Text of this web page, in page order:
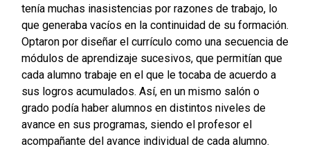
tenía muchas inasistencias por razones de trabajo, lo
que generaba vacíos en la continuidad de su formación.
Optaron por diseñar el currículo como una secuencia de
módulos de aprendizaje sucesivos, que permitían que
cada alumno trabaje en el que le tocaba de acuerdo a
sus logros acumulados. Así, en un mismo salón o
grado podía haber alumnos en distintos niveles de
avance en sus programas, siendo el profesor el
acompañante del avance individual de cada alumno.